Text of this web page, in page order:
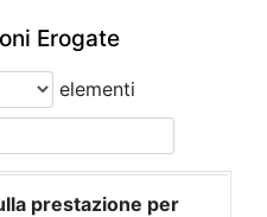
Erogate
elementi
prestazione per